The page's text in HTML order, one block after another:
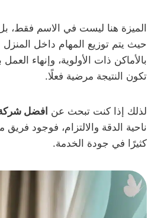
الميزة هنا ليست في الاسم فقط،
حيث يتم توزيع المهام داخل
بالأماكن ذات الأولوية، وإنهاء
تكون النتيجة مرضية فعلًا.
لذلك إذا كنت تبحث عن افضل
ناحية الدقة والالتزام، فوجود
كثيرًا في جودة الخدمة.